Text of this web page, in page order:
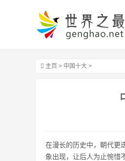
主页 > 中国十大 >
在漫长的历史中，朝代更
象出现，让后人为止惋惜